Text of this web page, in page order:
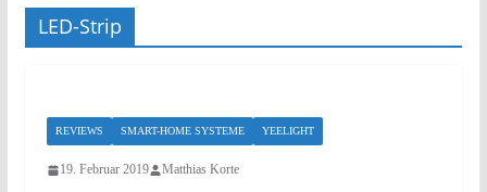
LED-Strip
REVIEWS SMART-HOME SYSTEME YEELIGHT
19. Februar 2019 Matthias Korte